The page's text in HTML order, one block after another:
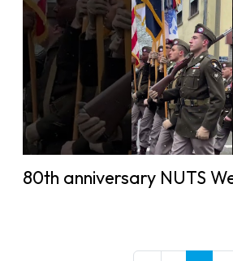
80th anniversary NUTS